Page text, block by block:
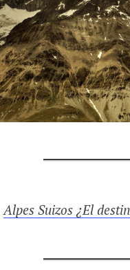
Alpes Suizos ¿El